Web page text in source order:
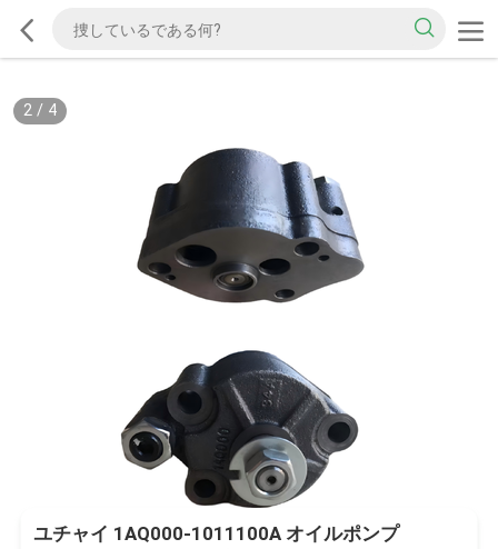
2/ 4
ユチャイ 1AQ000-1011100A オイルポンプ